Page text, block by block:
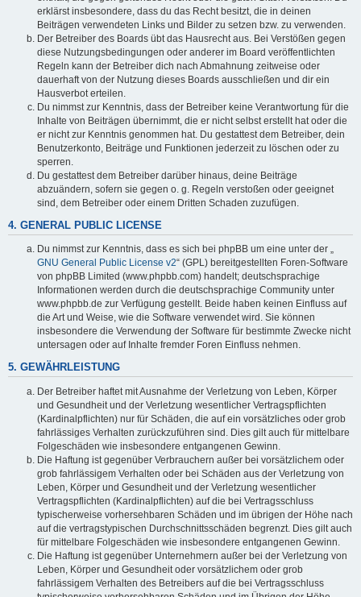
erklärst insbesondere, dass du das Recht besitzt, die in deinen
Beiträgen verwendeten Links und Bilder zu setzen bzw. zu verwenden.
Der Betreiber des Boards übt das Hausrecht aus. Bei Verstößen gegen
diese Nutzungsbedingungen oder anderer im Board veröffentlichten
Regeln kann der Betreiber dich nach Abmahnung zeitweise oder
dauerhaft von der Nutzung dieses Boards ausschließen und dir ein
Hausverbot erteilen.
Du nimmst zur Kenntnis, dass der Betreiber keine Verantwortung für die
Inhalte von Beiträgen übernimmt, die er nicht selbst erstellt hat oder die
er nicht zur Kenntnis genommen hat. Du gestattest dem Betreiber, dein
Benutzerkonto, Beiträge und Funktionen jederzeit zu löschen oder zu
sperren.
Du gestattest dem Betreiber darüber hinaus, deine Beiträge
abzuändern, sofern sie gegen o. g. Regeln verstoßen oder geeignet
sind, dem Betreiber oder einem Dritten Schaden zuzufügen.
4. GENERAL PUBLIC LICENSE
Du nimmst zur Kenntnis, dass es sich bei phpBB um eine unter der „
GNU General Public License v2“ (GPL) bereitgestellten Foren-Software
von phpBB Limited (www.phpbb.com) handelt; deutschsprachige
Informationen werden durch die deutschsprachige Community unter
www.phpbb.de zur Verfügung gestellt. Beide haben keinen Einfluss auf
die Art und Weise, wie die Software verwendet wird. Sie können
insbesondere die Verwendung der Software für bestimmte Zwecke nicht
untersagen oder auf Inhalte fremder Foren Einfluss nehmen.
5. GEWÄHRLEISTUNG
Der Betreiber haftet mit Ausnahme der Verletzung von Leben, Körper
und Gesundheit und der Verletzung wesentlicher Vertragspflichten
(Kardinalpflichten) nur für Schäden, die auf ein vorsätzliches oder grob
fahrlässiges Verhalten zurückzuführen sind. Dies gilt auch für mittelbare
Folgeschäden wie insbesondere entgangenen Gewinn.
Die Haftung ist gegenüber Verbrauchern außer bei vorsätzlichem oder
grob fahrlässigem Verhalten oder bei Schäden aus der Verletzung von
Leben, Körper und Gesundheit und der Verletzung wesentlicher
Vertragspflichten (Kardinalpflichten) auf die bei Vertragsschluss
typischerweise vorhersehbaren Schäden und im übrigen der Höhe nach
auf die vertragstypischen Durchschnittsschäden begrenzt. Dies gilt auch
für mittelbare Folgeschäden wie insbesondere entgangenen Gewinn.
Die Haftung ist gegenüber Unternehmern außer bei der Verletzung von
Leben, Körper und Gesundheit oder vorsätzlichem oder grob
fahrlässigem Verhalten des Betreibers auf die bei Vertragsschluss